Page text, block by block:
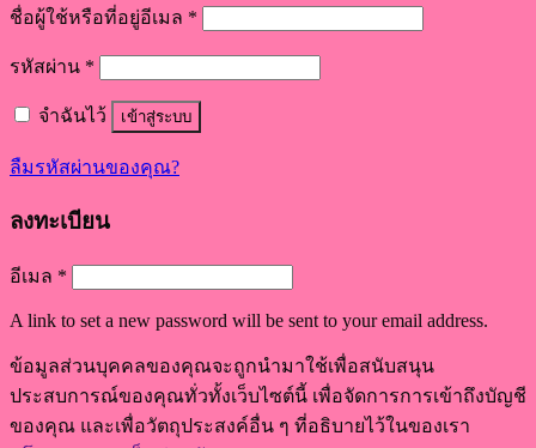
ชื่อผู้ใช้หรือที่อยู่อีเมล *
รหัสผ่าน *
จำฉันไว้ เข้าสู่ระบบ
ลืมรหัสผ่านของคุณ?
ลงทะเบียน
อีเมล *
A link to set a new password will be sent to your email address.
ข้อมูลส่วนบุคคลของคุณจะถูกนำมาใช้เพื่อสนับสนุน
ประสบการณ์ของคุณทั่วทั้งเว็บไซต์นี้ เพื่อจัดการการเข้าถึงบัญชี
ของคุณ และเพื่อวัตถุประสงค์อื่น ๆ ที่อธิบายไว้ในของเรา